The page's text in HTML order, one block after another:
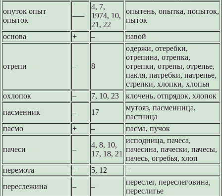
опуток опыт
опыток
–––
4, 7,
1974, 10,
21, 22
опытень, опытка, попыток,
пыток
основа
+ – навой
отрепи – 8
одержи, отеребки,
отрепина, отрепка,
отрепки, отрепы, отрепье,
пакля, патребки, патрепье,
стрепки, хлопки, хлопья
охлопок
– 7, 10, 23
клочень, отпрядок, хлопок
пасменник
– 17
мутояз, пасменница,
пастница
пасмо
+ – пасма, пучок
пачеси –
4, 8, 10,
17, 18, 21
исподница, пачеса,
пачесина, пачески, пачесы,
пачесь, огребья, хлоп
перемота
– 5, 12
–
переслежина
– –
переслег, переслеговина,
переслигье